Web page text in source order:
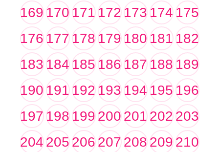
169170171172173174175
176177178179180181182
183184185186187188189
190191192193194195196
197198199200201202203
204205206207208209210